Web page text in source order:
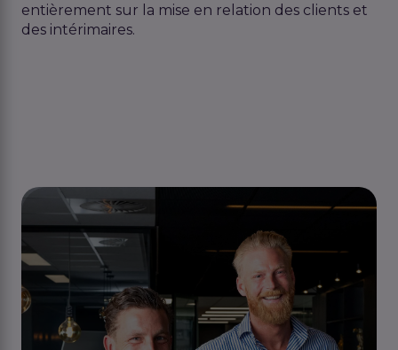
entièrement sur la mise en relation des clients et
des intérimaires.